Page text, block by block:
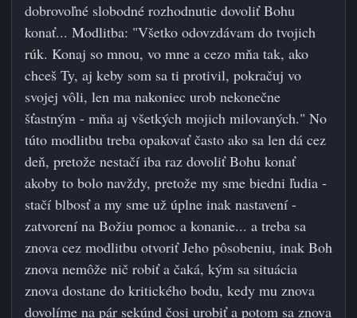
dobrovoľné slobodné rozhodnutie dovoliť Bohu
konať... Modlitba: "Všetko odovzdávam do tvojich
rúk. Konaj so mnou, vo mne a cezo mňa tak, ako
chceš Ty, aj keby som sa ti protivil, pokračuj vo
svojej vôli, len ma nakoniec urob nekonečne
šťastným - mňa aj všetkých mojich milovaných." No
túto modlitbu treba opakovať často ako sa len dá cez
deň, pretože nestačí iba raz dovoliť Bohu konať
akoby to bolo navždy, pretože my sme biedni ľudia -
stačí blbosť a my sme už úplne inak nastavení -
zatvorení na Božiu pomoc a konanie... a treba sa
znova cez modlitbu otvoriť Jeho pôsobeniu, inak Boh
znova nemôže nič robiť a čaká, kým sa situácia
znova dostane do kritického bodu, kedy mu znova
dovolíme na pár sekúnd čosi urobiť a potom sa znova